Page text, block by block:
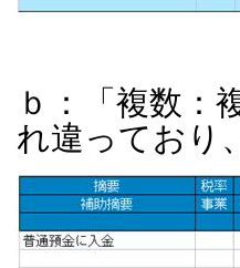
ｂ：「複数：
れ違っており